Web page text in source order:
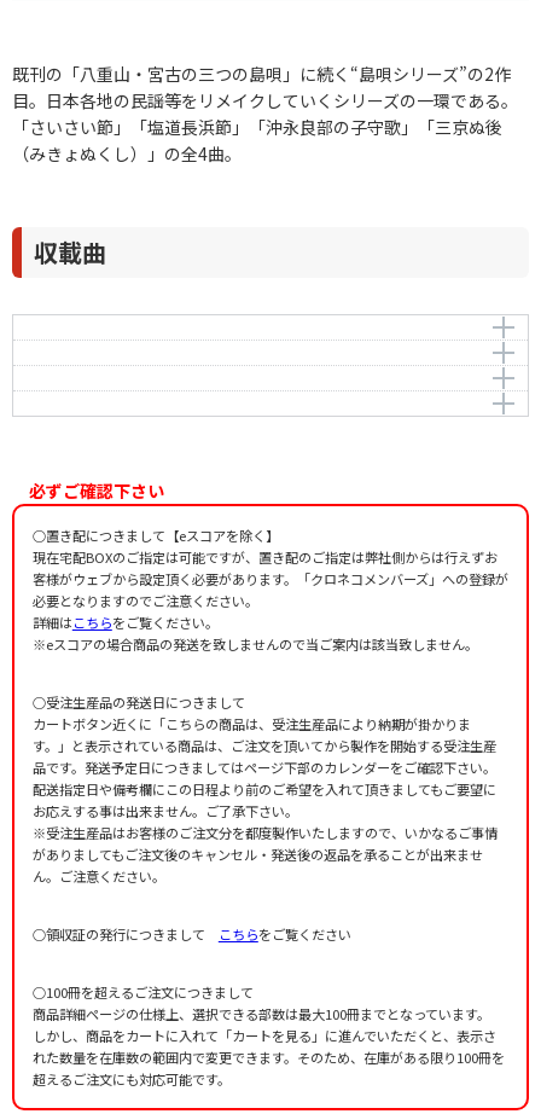
既刊の「八重山・宮古の三つの島唄」に続く“島唄シリーズ”の2作
目。日本各地の民謡等をリメイクしていくシリーズの一環である。
「さいさい節」「塩道長浜節」「沖永良部の子守歌」「三京ぬ後
（みきょぬくし）」の全4曲。
収載曲
さいさい節
作曲者：松下 耕
Matsushita，Kou
塩道長浜節
作曲者：松下 耕
Matsushita，Kou
沖永良部の子守歌
作曲者：松下 耕
三京ぬ後
必ずご確認下さい
○置き配につきまして【eスコアを除く】
現在宅配BOXのご指定は可能ですが、置き配のご指定は弊社側からは行えずお
客様がウェブから設定頂く必要があります。「クロネコメンバーズ」への登録が
必要となりますのでご注意ください。
詳細はこちらをご覧ください。
※eスコアの場合商品の発送を致しませんので当ご案内は該当致しません。
○受注生産品の発送日につきまして
カートボタン近くに「こちらの商品は、受注生産品により納期が掛かりま
す。」と表示されている商品は、ご注文を頂いてから製作を開始する受注生産
品です。発送予定日につきましてはページ下部のカレンダーをご確認下さい。
配送指定日や備考欄にこの日程より前のご希望を入れて頂きましてもご要望に
お応えする事は出来ません。ご了承下さい。
※受注生産品はお客様のご注文分を都度製作いたしますので、いかなるご事情
がありましてもご注文後のキャンセル・発送後の返品を承ることが出来ませ
ん。ご注意ください。
○領収証の発行につきまして こちらをご覧ください
○100冊を超えるご注文につきまして
商品詳細ページの仕様上、選択できる部数は最大100冊までとなっています。
しかし、商品をカートに入れて「カートを見る」に進んでいただくと、表示さ
れた数量を在庫数の範囲内で変更できます。そのため、在庫がある限り100冊を
超えるご注文にも対応可能です。